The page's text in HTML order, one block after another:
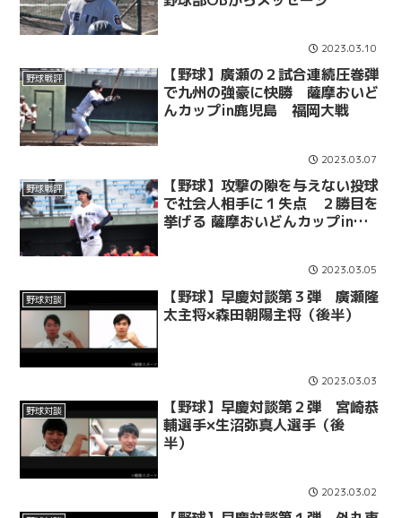
2023.03.10
野球戦評
【野球】廣瀬の２試合連続圧巻弾
で九州の強豪に快勝 薩摩おいど
んカップin鹿児島 福岡大戦
2023.03.07
野球戦評
【野球】攻撃の隙を与えない投球
で社会人相手に１失点 ２勝目を
挙げる 薩摩おいどんカップin鹿
2023.03.05
野球対談
【野球】早慶対談第３弾 廣瀬隆
太主将×森田朝陽主将（後半）
2023.03.03
野球対談
【野球】早慶対談第２弾 宮崎恭
輔選手×生沼弥真人選手（後
半）
2023.03.02